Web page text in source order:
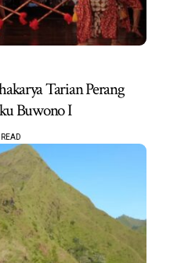
Tarian Perang
Buwono I